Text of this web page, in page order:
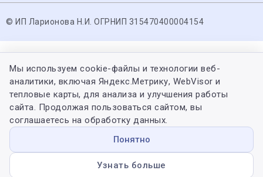
© ИП Ларионова Н.И. ОГРНИП 315470400004154
Мы используем cookie-файлы и технологии веб-
аналитики, включая Яндекс.Метрику, WebVisor и
тепловые карты, для анализа и улучшения работы
сайта. Продолжая пользоваться сайтом, вы
соглашаетесь на обработку данных.
Понятно
Узнать больше